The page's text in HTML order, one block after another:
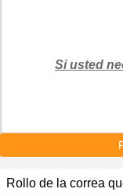
Si usted
Rollo de la correa